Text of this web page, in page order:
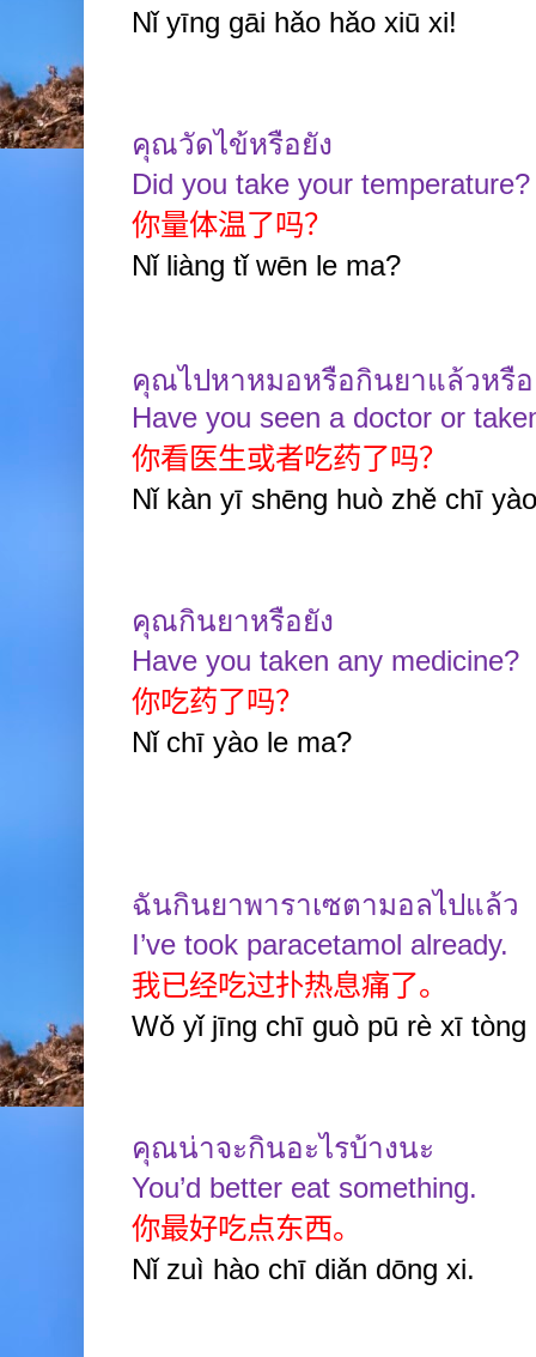
Nǐ yīng gāi hǎo hǎo xiū xi!
คุณวัดไข้หรือยัง
Did you take your temperature?
你量体温了吗？
Nǐ liàng tǐ wēn le ma?
คุณไปหาหมอหรือกินยาแล้วหรือ
Have you seen a doctor or
你看医生或者吃药了吗？
Nǐ kàn yī shēng huò zhě chī
คุณกินยาหรือยัง
Have you taken any medicine?
你吃药了吗？
Nǐ chī yào le ma?
ฉันกินยาพาราเซตามอลไปแล้ว
I’ve took paracetamol already.
我已经吃过扑热息痛了。
Wǒ yǐ jīng chī guò pū rè xī tòng
คุณน่าจะกินอะไรบ้างนะ
You’d better eat something.
你最好吃点东西。
Nǐ zuì hào chī diǎn dōng xi.